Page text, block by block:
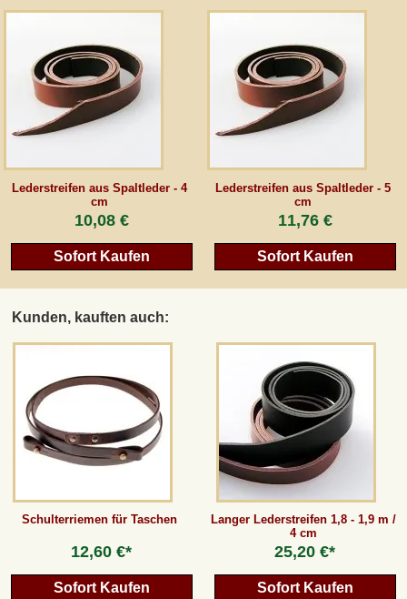
Lederstreifen aus Spaltleder - 4
cm
10,08 €
Sofort Kaufen
Lederstreifen aus Spaltleder - 5
cm
11,76 €
Sofort Kaufen
Kunden, kauften auch:
Schulterriemen für Taschen
12,60 €*
Sofort Kaufen
Langer Lederstreifen 1,8 - 1,9 m /
4 cm
25,20 €*
Sofort Kaufen
*Alle Preise inkl. MwSt., inkl. Verpackungskosten, zggl. Versandkosten und zzgl.
eventueller Zölle (bei Nicht-EU-Ländern). Durchgestrichene Preise entsprechen dem
bisherigen Preis bei peraperis.com.
Zur klassischen Website